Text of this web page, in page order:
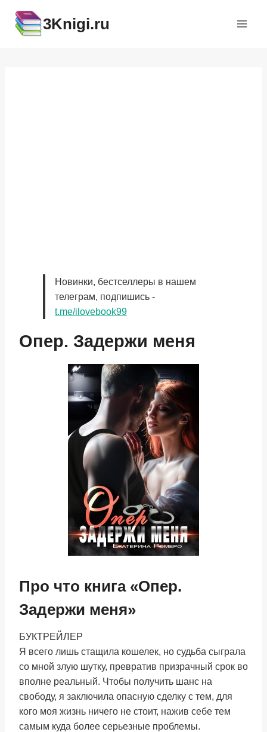
содержимому
3Knigi.ru
Новинки, бестселлеры в нашем
телеграм, подпишись -
t.me/ilovebook99
Опер. Задержи меня
Про что книга «Опер.
Задержи меня»
БУКТРЕЙЛЕР
Я всего лишь стащила кошелек, но судьба сыграла
со мной злую шутку, превратив призрачный срок во
вполне реальный. Чтобы получить шанс на
свободу, я заключила опасную сделку с тем, для
кого моя жизнь ничего не стоит, нажив себе тем
самым куда более серьезные проблемы.